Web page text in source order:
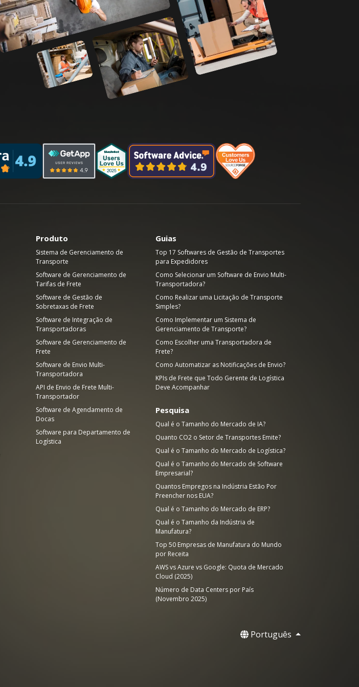
Produto
Sistema de Gerenciamento de
Transporte
Software de Gerenciamento de
Tarifas de Frete
Software de Gestão de
Sobretaxas de Frete
Software de Integração de
Transportadoras
Software de Gerenciamento de
Frete
Software de Envio Multi-
Transportadora
API de Envio de Frete Multi-
Transportador
Software de Agendamento de
Docas
Software para Departamento de
Logística
Guias
Top 17 Softwares de Gestão de Transportes
para Expedidores
Como Selecionar um Software de Envio Multi-
Transportadora?
Como Realizar uma Licitação de Transporte
Simples?
Como Implementar um Sistema de
Gerenciamento de Transporte?
Como Escolher uma Transportadora de
Frete?
Como Automatizar as Notificações de Envio?
KPIs de Frete que Todo Gerente de Logística
Deve Acompanhar
Pesquisa
Qual é o Tamanho do Mercado de IA?
Quanto CO2 o Setor de Transportes Emite?
Qual é o Tamanho do Mercado de Logística?
Qual é o Tamanho do Mercado de Software
Empresarial?
Quantos Empregos na Indústria Estão Por
Preencher nos EUA?
Qual é o Tamanho do Mercado de ERP?
Qual é o Tamanho da Indústria de
Manufatura?
Top 50 Empresas de Manufatura do Mundo
por Receita
AWS vs Azure vs Google: Quota de Mercado
Cloud (2025)
Número de Data Centers por País
(Novembro 2025)
Português